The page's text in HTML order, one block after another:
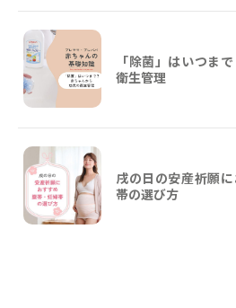
「除菌」はいつま
衛生管理
戌の日の安産祈願
帯の選び方